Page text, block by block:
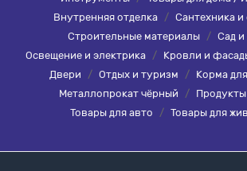
Внутренняя отделка / Сантехника
Строительные материалы
/ Сад и
Освещение и электрика
/ Кровли и
Двери
/ Отдых и туризм / Корма
Металлопрокат чёрный
/
Товары для авто
/ Товары для